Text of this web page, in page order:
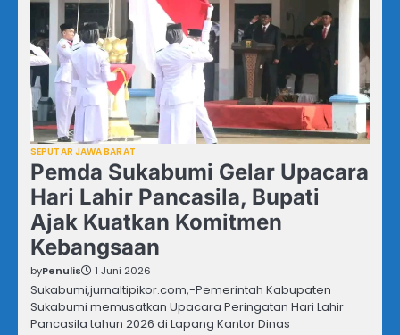
SEPUTAR JAWA BARAT
Pemda Sukabumi Gelar Upacara
Hari Lahir Pancasila, Bupati
Ajak Kuatkan Komitmen
Kebangsaan
byPenulis 1 Juni 2026
Sukabumi,jurnaltipikor.com,-Pemerintah Kabupaten
Sukabumi memusatkan Upacara Peringatan Hari Lahir
Pancasila tahun 2026 di Lapang Kantor Dinas